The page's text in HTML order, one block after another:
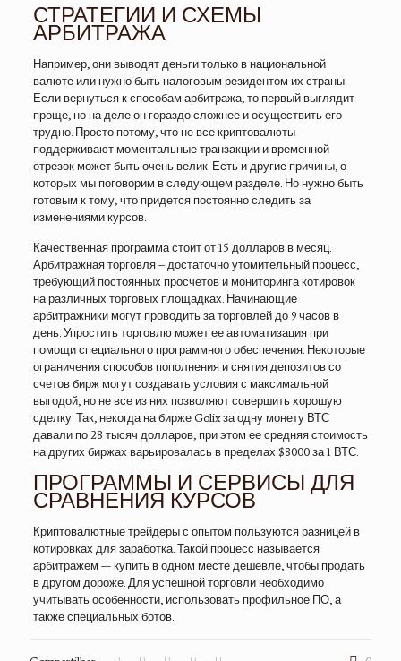
СТРАТЕГИИ И СХЕМЫ
АРБИТРАЖА
Например, они выводят деньги только в национальной
валюте или нужно быть налоговым резидентом их страны.
Если вернуться к способам арбитража, то первый выглядит
проще, но на деле он гораздо сложнее и осуществить его
трудно. Просто потому, что не все криптовалюты
поддерживают моментальные транзакции и временной
отрезок может быть очень велик. Есть и другие причины, о
которых мы поговорим в следующем разделе. Но нужно быть
готовым к тому, что придется постоянно следить за
изменениями курсов.
Качественная программа стоит от 15 долларов в месяц.
Арбитражная торговля – достаточно утомительный процесс,
требующий постоянных просчетов и мониторинга котировок
на различных торговых площадках. Начинающие
арбитражники могут проводить за торговлей до 9 часов в
день. Упростить торговлю может ее автоматизация при
помощи специального программного обеспечения. Некоторые
ограничения способов пополнения и снятия депозитов со
счетов бирж могут создавать условия с максимальной
выгодой, но не все из них позволяют совершить хорошую
сделку. Так, некогда на бирже Golix за одну монету ВТС
давали по 28 тысяч долларов, при этом ее средняя стоимость
на других биржах варьировалась в пределах $8000 за 1 ВТС.
ПРОГРАММЫ И СЕРВИСЫ ДЛЯ
СРАВНЕНИЯ КУРСОВ
Криптовалютные трейдеры с опытом пользуются разницей в
котировках для заработка. Такой процесс называется
арбитражем — купить в одном месте дешевле, чтобы продать
в другом дороже. Для успешной торговли необходимо
учитывать особенности, использовать профильное ПО, а
также специальных ботов.